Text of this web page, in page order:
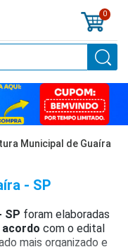
0
Municipal de Guaíra
- SP
SP foram elaboradas
acordo com o edital
mais organizado e